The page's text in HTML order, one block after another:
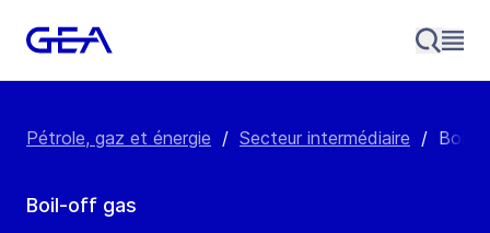
Pétrole, gaz et énergie / Secteur intermédiaire / Boil-
Boil-off gas